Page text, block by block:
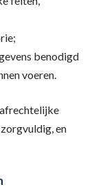
benodigd
voeren.
en